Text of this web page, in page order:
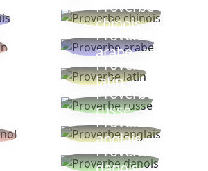
Proverbe
chinois
Proverbe
arabe
Proverbe
latin
Proverbe
russe
Proverbe
anglais
Proverbe